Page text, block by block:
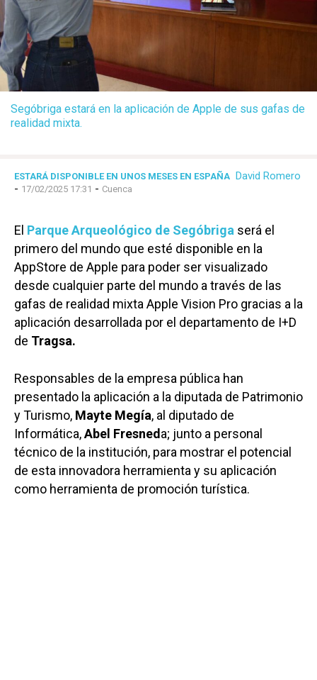
Segóbriga estará en la aplicación de Apple de sus gafas de
realidad mixta.
ESTARÁ DISPONIBLE EN UNOS MESES EN ESPAÑA David Romero
- 17/02/2025 17:31 - Cuenca
El Parque Arqueológico de Segóbriga será el
primero del mundo que esté disponible en la
AppStore de Apple para poder ser visualizado
desde cualquier parte del mundo a través de las
gafas de realidad mixta Apple Vision Pro gracias a la
aplicación desarrollada por el departamento de I+D
de Tragsa.
Responsables de la empresa pública han
presentado la aplicación a la diputada de Patrimonio
y Turismo, Mayte Megía, al diputado de
Informática,Abel Fresneda; junto a personal
técnico de la institución, para mostrar el potencial
de esta innovadora herramienta y su aplicación
como herramienta de promoción turística.